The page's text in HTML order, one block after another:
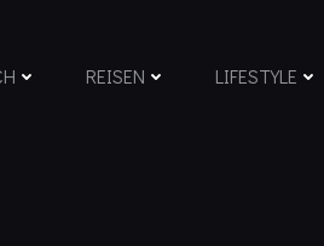
REISEN LIFESTYLE